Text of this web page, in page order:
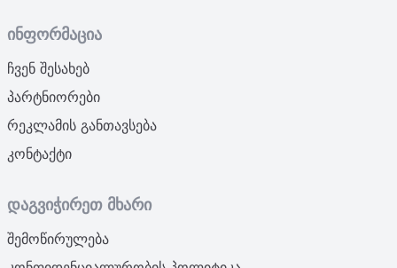
ინფორმაცია
ჩვენ შესახებ
პარტნიორები
რეკლამის განთავსება
კონტაქტი
დაგვიჭირეთ მხარი
შემოწირულება